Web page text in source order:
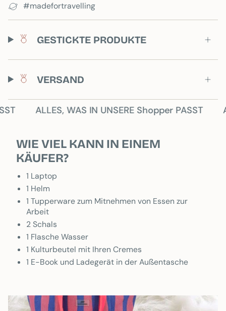
#madefortravelling
GESTICKTE PRODUKTE
VERSAND
WAS IN UNSERE Shopper PASST ALLES,
WIE VIEL KANN IN EINEM
KÄUFER?
1 Laptop
1 Helm
1 Tupperware zum Mitnehmen von Essen zur
Arbeit
2 Schals
1 Flasche Wasser
1 Kulturbeutel mit Ihren Cremes
1 E-Book und Ladegerät in der Außentasche